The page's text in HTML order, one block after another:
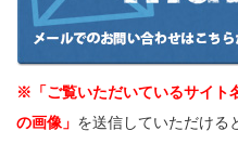
※「ご覧いただいているサイト
の画像」 を送信していただける